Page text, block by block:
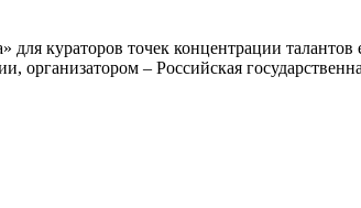
для кураторов точек концентрации талантов
– Российская